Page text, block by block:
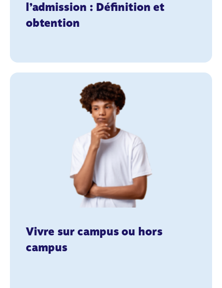
l’admission : Définition et
obtention
Vivre sur campus ou hors
campus